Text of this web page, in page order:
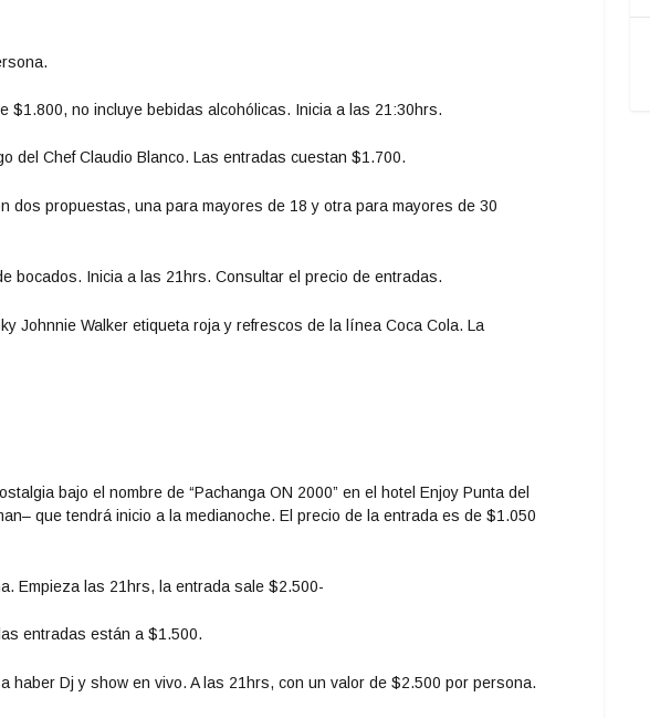
$1.800, no incluye bebidas alcohólicas. Inicia a las 21:30hrs.
del Chef Claudio Blanco. Las entradas cuestan $1.700.
dos propuestas, una para mayores de 18 y otra para mayores de 30
bocados. Inicia a las 21hrs.Consultar el precio de entradas.
Johnnie Walker etiqueta roja y refrescos de la línea Coca Cola. La
bajo el nombre de “Pachanga ON 2000” en el hotel Enjoy Punta del
que tendrá inicio a la medianoche. El precio de la entrada es de $1.050
Empieza las 21hrs, la entrada sale $2.500-
entradas están a $1.500.
haber Dj y show en vivo. A las 21hrs, con un valor de $2.500 por persona.